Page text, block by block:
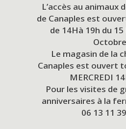
L’accès au animaux
de Canaples est
de 14Hà 19h du
Octobre
Le magasin de la
Canaples est ouvert
MERCREDI
Pour les visites de
anniversaires à la
06 13 11